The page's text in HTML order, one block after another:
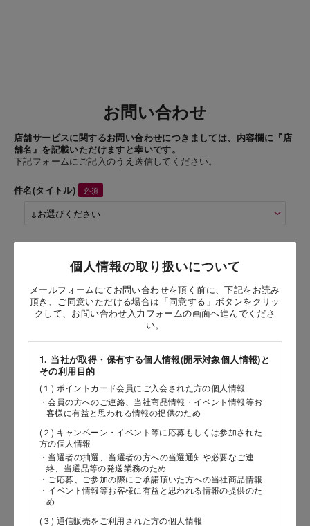
お問い合わせ
店舗サービスに関するお問い合わせにつきましては、内容欄に『店
舗名』を記載いただけますと幸いです。
下記フォームにご記入のうえ送信してください。
個人情報の取り扱いについて
メールフォームにてお問い合わせを頂く前に、下記をお読み
頂き、ご同意いただける場合は「同意する」ボタンをクリッ
クして、お問い合わせ入力フォームの画面へ進んでくださ
い。
1. 当社が取得・保有する個人情報(開示対象個人情報)と
その利用目的
(１) ポイントカード会員にご入会された方の個人情報
・会員の方へのご連絡、当社商品情報・イベント情報等お
客様に有益と思われる情報の提供のため
(２) キャンペーン・イベント等に応募もしくは参加された
方の個人情報
・当選者の抽選、当選者の方への当選通知や必要なご連
絡、当選品等の発送業務のため
・ご応募、ご参加の際にご承諾頂いた方への当社商品情報
・イベント情報等お客様に有益と思われる情報の提供のた
め
(３) 通信販売をご利用された方の個人情報
件名(タイトル)
シュガースコーン オレンジレモン
お問い合わせ時氏名
［名］
（全角で入力してください）
お問い合わせ時氏名（カナ）
［セイ］
［メイ］
（全角で入力してください）